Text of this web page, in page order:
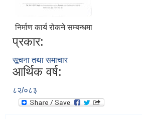
निर्माण कार्य रोकने सम्बन्धमा
प्रकार:
सूचना तथा समाचार
आर्थिक वर्ष:
८२/०८३